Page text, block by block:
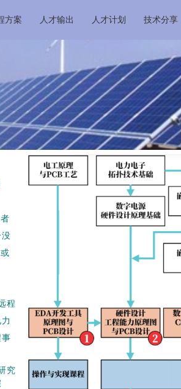
方案 人才输出 人才计划 技术分享
程
究